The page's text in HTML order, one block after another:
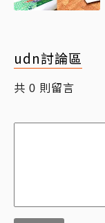
udn討論區
共 0 則留言